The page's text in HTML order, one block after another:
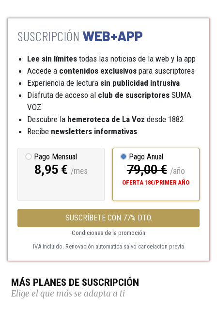
WEB+APP
Lee sin límites todas las noticias de la web y la app
Accede a contenidos exclusivos para suscriptores
Experiencia de lectura sin publicidad intrusiva
Disfruta de acceso al club de suscriptores SUMA
VOZ
Descubre la hemeroteca de La Voz desde 1882
Recibe newsletters informativas
Pago Mensual
8,95 € /mes
Pago Anual
79,00 € /año
OFERTA 18€/PRIMER AÑO
SUSCRÍBETE CON 77% DTO.
Condiciones de la promoción
IVA incluido. Renovación automática salvo cancelación previa
MÁS PLANES DE SUSCRIPCIÓN
Elige el que más se adapta a ti